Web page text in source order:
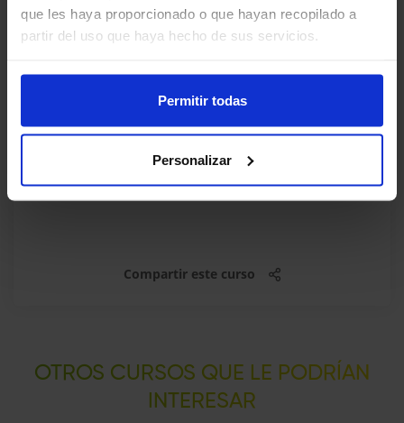
que les haya proporcionado o que hayan recopilado a
partir del uso que haya hecho de sus servicios.
Permitir todas
Personalizar
Duración
Temas 8 tema(s)
Acreditación No
Fecha límite Sin límite
Compartir este curso
OTROS CURSOS QUE LE PODRÍAN
INTERESAR​